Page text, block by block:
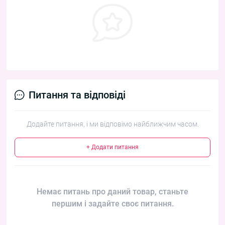
Питання та відповіді
Додайте питання, і ми відповімо найближчим часом.
+ Додати питання
Немає питань про даний товар, станьте
першим і задайте своє питання.